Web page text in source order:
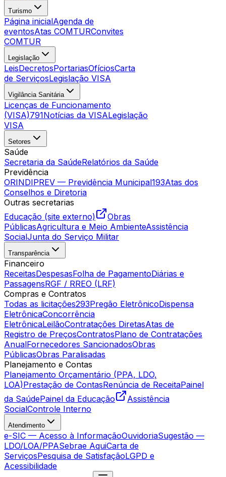
Turismo
Página inicialAgenda de
eventosAtas COMTURConvites
COMTUR
Legislação
LeisDecretosPortariasOfíciosCarta
de ServiçosLegislação VISA
Vigilância Sanitária
Licenças de Funcionamento
(VISA)791Notícias da VISALegislação
VISA
Setores
Saúde
Secretaria da SaúdeRelatórios da Saúde
Previdência
ORINDIPREV — Previdência Municipal193Atas dos
Conselhos e Diretoria
Outras secretarias
Educação (site externo)
Obras
PúblicasAgricultura e Meio AmbienteAssistência
SocialJunta do Serviço Militar
Transparência
Financeiro
ReceitasDespesasFolha de PagamentoDiárias e
PassagensRGF / RREO (LRF)
Compras e Contratos
Todas as licitações293Pregão EletrônicoDispensa
EletrônicaConcorrência
EletrônicaLeilãoContratações DiretasAtas de
Registro de PreçosContratosPlano de Contratações
AnualFornecedores SancionadosObras
PúblicasObras Paralisadas
Planejamento e Contas
Planejamento Orçamentário (PPA, LDO,
LOA)Prestação de ContasRenúncia de ReceitaPainel
da SaúdePainel da Educação
Assistência
SocialControle Interno
Atendimento
e-SIC — Acesso à InformaçãoOuvidoriaSugestão —
LDO/LOA/PPASebrae AquiCarta de
ServiçosPesquisa de SatisfaçãoLGPD e
Acessibilidade